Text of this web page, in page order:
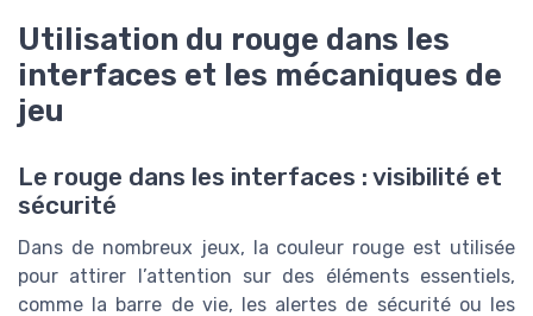
Utilisation du rouge dans les
interfaces et les mécaniques de
jeu
Le rouge dans les interfaces : visibilité et
sécurité
Dans de nombreux jeux, la couleur rouge est utilisée
pour attirer l’attention sur des éléments essentiels,
comme la barre de vie, les alertes de sécurité ou les